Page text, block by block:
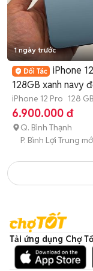
1 ngày trước
iPhone
128GB xanh navy
iPhone 12 Pro 128 GB
tháng
6.900.000 đ
Q. Bình Thạnh
P. Bình Lợi Trung
Tải ứng dụng Chợ